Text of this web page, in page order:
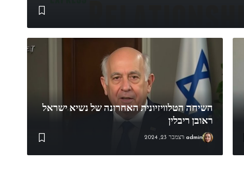
השיחה הטלוויזיונית האחרונה של נשיא ישראל
ראובן ריבלין
admin דצמבר 23, 2024